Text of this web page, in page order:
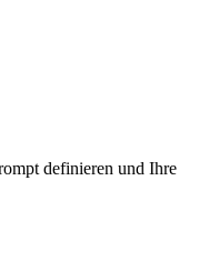
definieren und Ihre